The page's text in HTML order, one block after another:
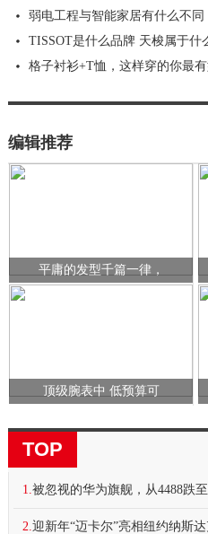
弱电工程与智能家居有什么不同
TISSOT是什么品牌 天梭属于什
格子衬衫+T恤，这样穿的你最
编辑推荐
平庸的发型千篇一律，
顶级腕表中 低预算可
TOP
1. 被忽视的华为旗舰，从4488跌
2. 迎新年“迈卡尔”亮相纽约纳斯